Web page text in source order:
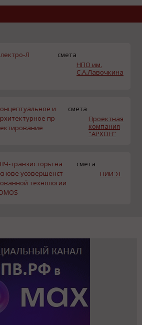
Л
смета
НПО им.
С.А.Лавочкина
и
пр
смета
Проектная
компания
"АРХОН"
транзисторы на
усовершенст
технологии
смета
НИИЭТ